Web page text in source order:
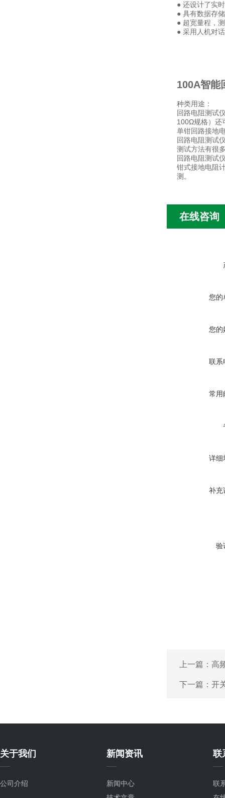
● 还设计了实
● 具有数据存
● 超宽量程，
● 采用人机对
100A智能
种类用途：
回路电阻测试
100Ω规格）还
单钳回路接地
回路电阻测试
测试方法有很
回路电阻测试
钳式接地电阻
测。
在线咨询
您的
您的
联系
常用
详细
补充
验
上一篇： 高
下一篇： 开
关于我们
公司介绍
新闻资讯
新闻中心
联
联